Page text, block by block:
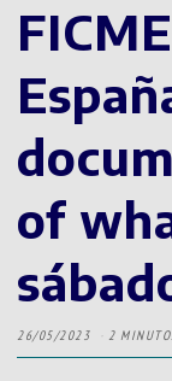
of
26/05/2023 2